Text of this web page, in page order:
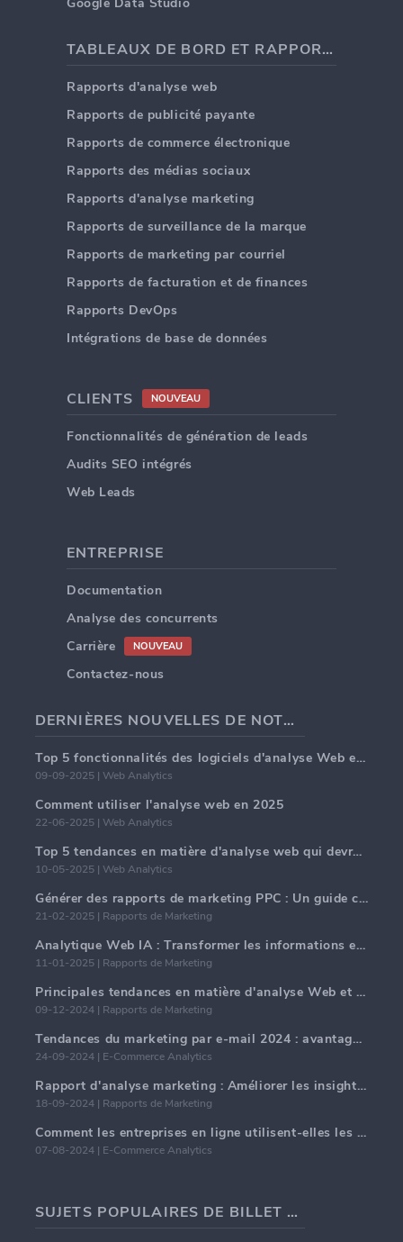
TABLEAUX DE BORD ET RAPPORTS
Rapports d'analyse web
Rapports de publicité payante
Rapports de commerce électronique
Rapports des médias sociaux
Rapports d'analyse marketing
Rapports de surveillance de la marque
Rapports de marketing par courriel
Rapports de facturation et de finances
Rapports DevOps
Intégrations de base de données
CLIENTS NOUVEAU
Fonctionnalités de génération de leads
Audits SEO intégrés
Web Leads
ENTREPRISE
Documentation
Analyse des concurrents
Carrière
NOUVEAU
Contactez-nous
DERNIÈRES NOUVELLES DE NOTRE BLOG
Top 5 fonctionnalités des logiciels d'analyse Web en 2025
09-09-2025 | Web Analytics
Comment utiliser l'analyse web en 2025
22-06-2025 | Web Analytics
Top 5 tendances en matière d'analyse web qui devraient dominer en 2025
10-05-2025 | Web Analytics
Générer des rapports de marketing PPC : Un guide complet
21-02-2025 | Rapports de Marketing
Analytique Web IA : Transformer les informations en données avec précision
11-01-2025 | Rapports de Marketing
Principales tendances en matière d'analyse Web et d'IA en 2024
09-12-2024 | Rapports de Marketing
Tendances du marketing par e-mail 2024 : avantages de l'hyper-personnalisation
24-09-2024 | E-Commerce Analytics
Rapport d'analyse marketing : Améliorer les insights commerciaux
18-09-2024 | Rapports de Marketing
Comment les entreprises en ligne utilisent-elles les tableaux de bord de performance du commerce électronique ?
07-08-2024 | E-Commerce Analytics
SUJETS POPULAIRES DE BILLET DE BLOG